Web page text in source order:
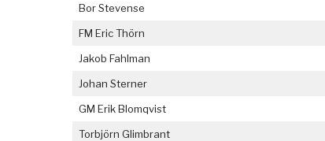
Bor Stevense
FM Eric Thörn
Jakob Fahlman
Johan Sterner
GM Erik Blomqvist
Torbjörn Glimbrant